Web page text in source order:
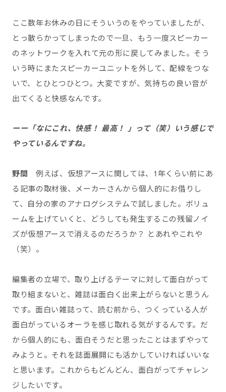
ここ数年お休みの日にそういうのをやっていましたが、
とっ散らかってしまったので一旦、もう一度スピーカー
のネットワークを入れて元の形に戻してみました。そう
いう時にまたスピーカーユニットを外して、配線をつな
いで、とひとつひとつ。大変ですが、気持ちの良い音が
出てくると快感なんです。
ーー「なにこれ、快感！ 最高！ 」って（笑）いう感じで
やっているんですね。
野間 例えば、仮想アースに関しては、1年くらい前にあ
る記事の取材後、メーカーさんから個人的にお借りし
て、自分の家のアナログシステムで試しました。ボリュ
ームを上げていくと、どうしても発生するこの残留ノイ
ズが仮想アースで消えるのだろうか？ とあれやこれや
（笑）。
編集者の立場で、取り上げるテーマに対して面白がって
取り組まないと、雑誌は面白く出来上がらないと思うん
です。面白い雑誌って、読む前から、つくっている人が
面白がっているオーラを感じ取れる気がするんです。だ
から個人的にも、面白そうだと思ったことはまずやって
みようと。それを誌面展開にも活かしていければいいな
と思います。これからもどんどん、面白がってチャレン
ジしたいです。